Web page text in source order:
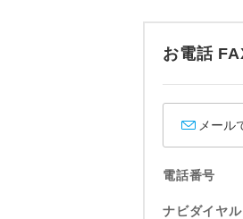
お電話
メール
電話番号
ナビダイヤル